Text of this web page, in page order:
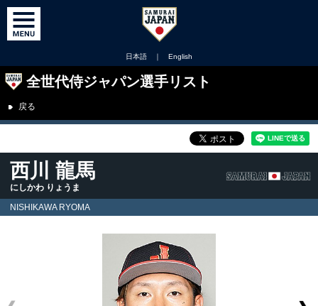
日本語 ｜ English
全世代侍ジャパン選手リスト
戻る
西川 龍馬
にしかわ りょうま
NISHIKAWA RYOMA